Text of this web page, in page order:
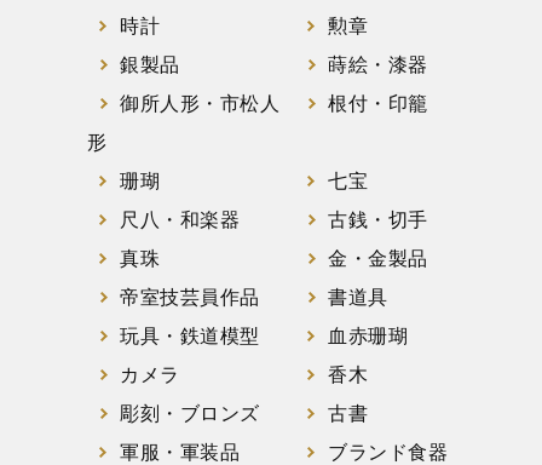
時計
勲章
銀製品
蒔絵・漆器
御所人形・市松人
形
根付・印籠
珊瑚
七宝
尺八・和楽器
古銭・切手
真珠
金・金製品
帝室技芸員作品
書道具
玩具・鉄道模型
血赤珊瑚
カメラ
香木
彫刻・ブロンズ
古書
軍服・軍装品
ブランド食器